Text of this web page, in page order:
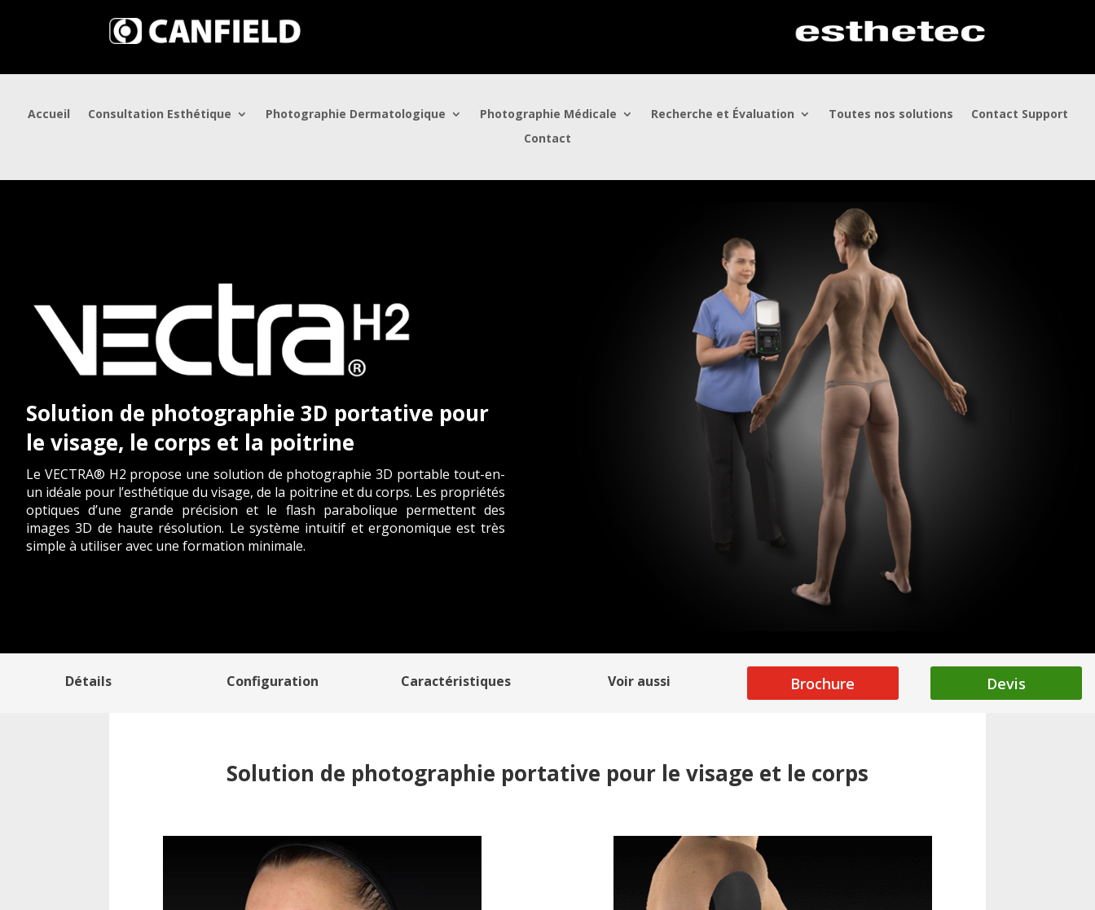
Accueil Consultation Esthétique Photographie Dermatologique Photographie Médicale Recherche et Évaluation Toutes nos solutions
Contact Support
Contact
Solution de photographie 3D portative pour
le visage, le corps et la poitrine
Le VECTRA® H2 propose une solution de photographie 3D portable tout-en-
un idéale pour l’esthétique du visage, de la poitrine et du corps. Les propriétés
optiques d’une grande précision et le flash parabolique permettent des
images 3D de haute résolution. Le système intuitif et ergonomique est très
simple à utiliser avec une formation minimale.
Détails Configuration Caractéristiques Voir aussi Brochure Devis
Solution de photographie portative pour le visage et le corps